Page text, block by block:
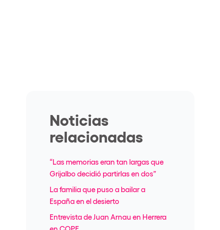
Noticias
relacionadas
“Las memorias eran tan largas que
Grijalbo decidió partirlas en dos”
La familia que puso a bailar a
España en el desierto
Entrevista de Juan Arnau en Herrera